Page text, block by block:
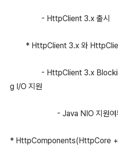
- HttpClient 3.x 출시
* HttpClient 3.x 와
- HttpClient 3.x
g I/O 지원
- Java NIO 지원여
* HttpComponents(HttpCore